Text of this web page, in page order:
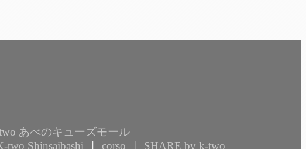
あべのキューズモール
two Shinsaibashi corso SHARE by k-two